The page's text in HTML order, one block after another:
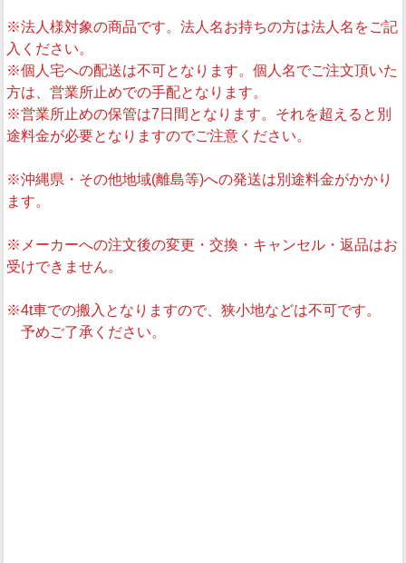
※法人様対象の商品です。法人名お持ちの方は法人名をご記
入ください。
※個人宅への配送は不可となります。個人名でご注文頂いた
方は、営業所止めでの手配となります。
※営業所止めの保管は7日間となります。それを超えると別
途料金が必要となりますのでご注意ください。
※沖縄県・その他地域(離島等)への発送は別途料金がかかり
ます。
※メーカーへの注文後の変更・交換・キャンセル・返品はお
受けできません。
※4t車での搬入となりますので、狭小地などは不可です。
予めご了承ください。